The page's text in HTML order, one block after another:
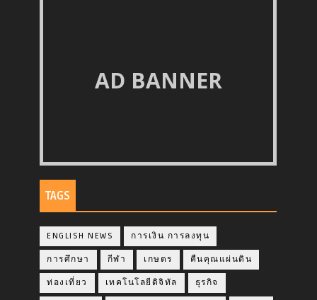
AD BANNER
TAGS
ENGLISH NEWS การเงิน การลงทุน
การศึกษา กีฬา เกษตร คืนคุณแผ่นดิน
ท่องเที่ยว เทคโนโลยีดิจิทัล ธุรกิจ